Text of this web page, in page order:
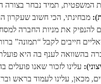
המשפטית, תמיד נבחר בצורה
מבחינתי, הכי חשוב שעקרון
להנפיק את מניות החברה
חייבים לקבל “תמונה”
בהשוואה לענף בה היא
עלינו לזכור שאנו פועלים
מכאן, עלינו לעמוד בראש